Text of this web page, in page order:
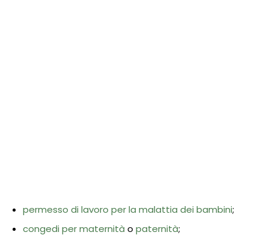
permesso di lavoro per la malattia dei bambini;
congedi per maternità o paternità;